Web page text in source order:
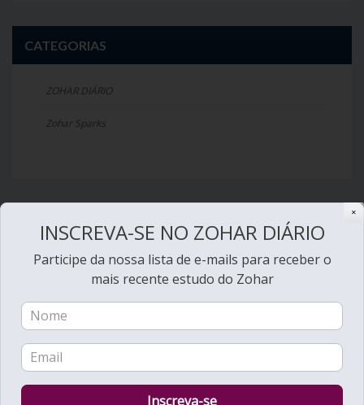
CATEGORIAS
ZOHAR DIÁRIO
Zohar Sparks
1
9
16
17 18 19 20 21
22
23
✕
INSCREVA-SE NO ZOHAR DIÁRIO
Participe da nossa lista de e-mails para receber o
mais recente estudo do Zohar